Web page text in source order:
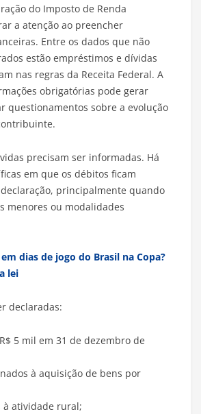
do Imposto de Renda
a atenção ao preencher
Entre os dados que não
estão empréstimos e dívidas
nas regras da Receita Federal. A
obrigatórias pode gerar
questionamentos sobre a evolução
precisam ser informadas. Há
em que os débitos ficam
principalmente quando
menores ou modalidades
dias de jogo do Brasil na Copa?
lei
declaradas:
5 mil em 31 de dezembro de
à aquisição de bens por
à atividade rural;